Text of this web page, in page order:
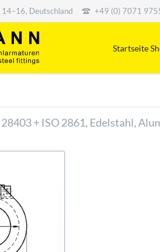
Deutschland +49 (0) 7071
Startseite
+ ISO 2861, Edelstahl,